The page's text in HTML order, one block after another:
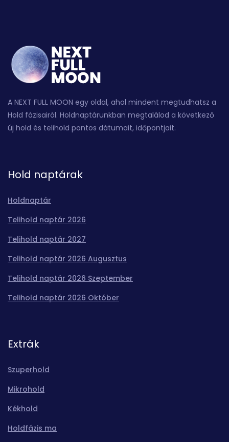
A NEXT FULL MOON egy oldal, ahol mindent megtudhatsz a
Hold fázisairól. Holdnaptárunkban megtalálod a következő
új hold és telihold pontos dátumait, időpontjait.
Hold naptárak
Holdnaptár
Telihold naptár 2026
Telihold naptár 2027
Telihold naptár 2026 Augusztus
Telihold naptár 2026 Szeptember
Telihold naptár 2026 Október
Extrák
Szuperhold
Mikrohold
Kékhold
Holdfázis ma